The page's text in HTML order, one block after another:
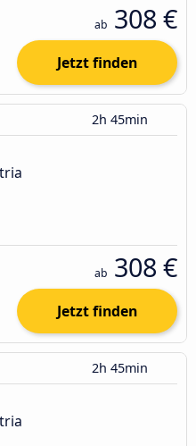
ab 308 €
Jetzt finden
2h 45min
ab 308 €
Jetzt finden
2h 45min